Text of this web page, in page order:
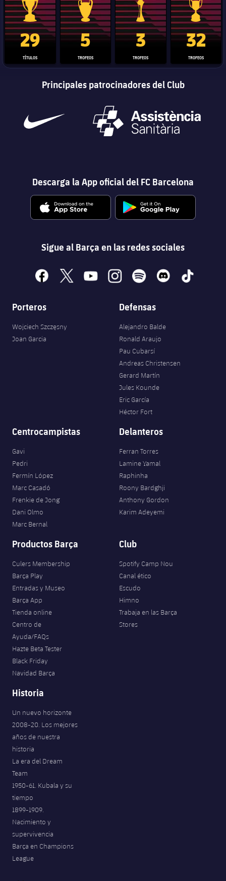
Trofeo de La Liga
29
TÍTULOS
Trofeo de la Liga de Campeones
5
TROFEOS
Trofeo del Mundial de
3
TROFEOS
Copa del
32
TROFEOS
Principales patrocinadores del Club
Descarga la App oficial del FC Barcelona
Sigue al Barça en las redes sociales
facebook
x youtubeinstagramspotify discord tiktok
Porteros
Wojciech Szczęsny
Joan Garcia
Defensas
Alejandro Balde
Ronald Araujo
Pau Cubarsí
Andreas Christensen
Gerard Martín
Jules Kounde
Eric García
Héctor Fort
Centrocampistas
Gavi
Pedri
Fermín López
Marc Casadó
Frenkie de Jong
Dani Olmo
Marc Bernal
Delanteros
Ferran Torres
Lamine Yamal
Raphinha
Roony Bardghji
Anthony Gordon
Karim Adeyemi
Productos Barça
Culers Membership
Barça Play
Entradas y Museo
Barça App
Tienda online
Centro de
Ayuda/FAQs
Hazte Beta Tester
Black Friday
Navidad Barça
Club
Spotify Camp Nou
Canal ético
Escudo
Himno
Trabaja en las Barça
Stores
Historia
Un nuevo horizonte
2008-20. Los mejores
años de nuestra
historia
La era del Dream
Team
1950-61. Kubala y su
tiempo
1899-1909.
Nacimiento y
supervivencia
Barça en Champions
League